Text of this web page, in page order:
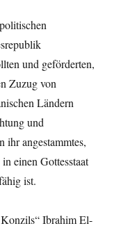
und geförderten,
Zuzug von
Ländern
und
ihr angestammtes,
einen Gottesstaat
ist.
Konzils“ Ibrahim El-